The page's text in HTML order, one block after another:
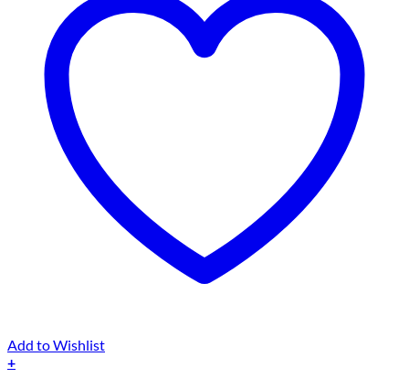
Add to Wishlist
+